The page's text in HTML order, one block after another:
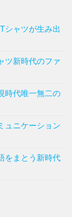
シャツが生み出
ツ新時代のファ
時代唯一無二の
ュニケーション
をまとう新時代